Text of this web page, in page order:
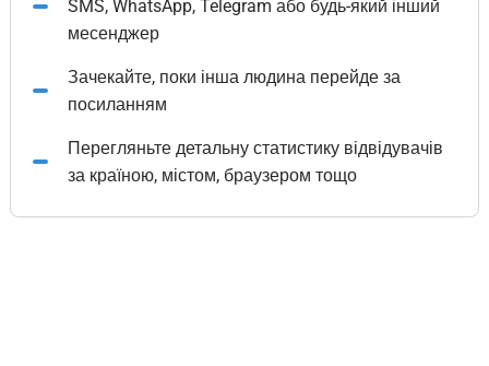
SMS, WhatsApp, Telegram або будь-який інший
месенджер
Зачекайте, поки інша людина перейде за
посиланням
Перегляньте детальну статистику відвідувачів
за країною, містом, браузером тощо